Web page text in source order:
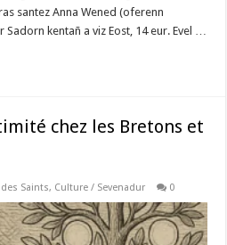
santez Anna Wened (oferenn
kentañ a viz Eost, 14 eur. Evel …
chez les Bretons et
Saints, Culture / Sevenadur 0